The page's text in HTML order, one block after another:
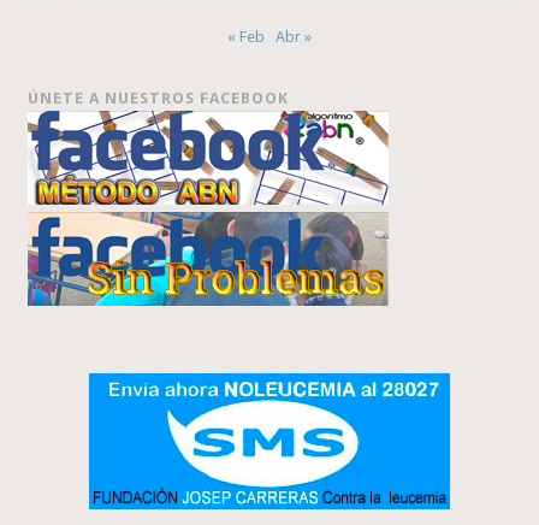
« Feb Abr »
ÚNETE A NUESTROS FACEBOOK